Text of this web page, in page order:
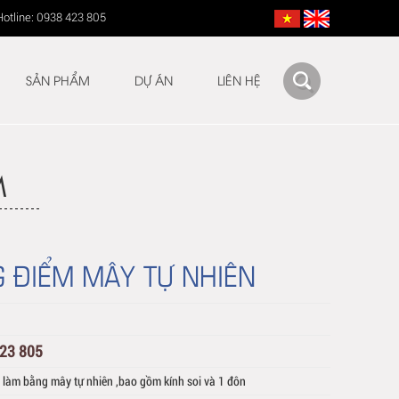
0938 423 805
SẢN PHẨM DỰ ÁN LIÊN HỆ
ĐIỂM MÂY TỰ NHIÊN
805
bằng mây tự nhiên ,bao gồm kính soi và 1 đôn